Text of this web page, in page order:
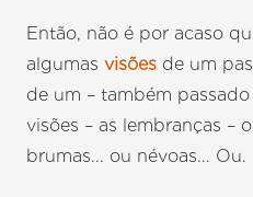
Então, não é por acaso
algumasvisões de um
de um – também
visões – as lembranças –
brumas... ou névoas... Ou.